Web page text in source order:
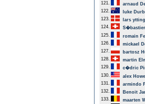
121.
arnaud
122.
luke
123.
lars
124.
125.
romain
126.
mickael
127.
bartosz
128.
martin
129.
c�dric
130.
alex
131.
armindo
132.
Benoit
133.
maarten